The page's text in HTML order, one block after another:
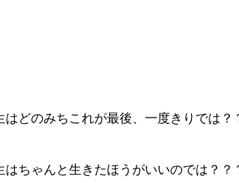
どのみちこれが最後、一度きりでは？
ちゃんと生きたほうがいいのでは？？